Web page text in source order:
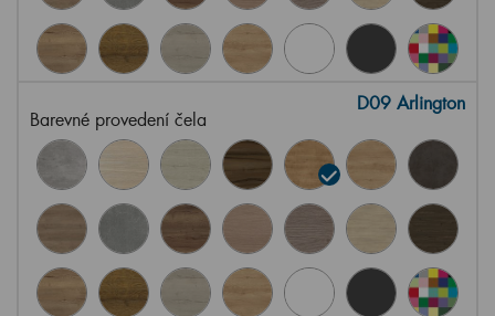
Barevné provedení čela
D09 Arlington